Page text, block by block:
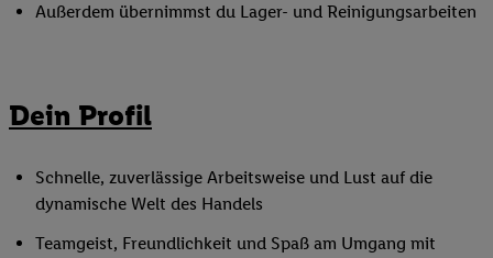
Außerdem übernimmst du Lager- und Reinigungsarbeiten
Dein Profil
Schnelle, zuverlässige Arbeitsweise und Lust auf die
dynamische Welt des Handels
Teamgeist, Freundlichkeit und Spaß am Umgang mit